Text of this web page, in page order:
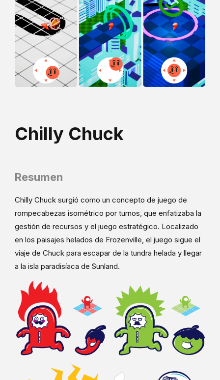
Chilly Chuck
Resumen
Chilly Chuck surgió como un concepto de juego de
rompecabezas isométrico por turnos, que enfatizaba la
gestión de recursos y el juego estratégico. Localizado
en los paisajes helados de Frozenville, el juego sigue el
viaje de Chuck para escapar de la tundra helada y llegar
a la isla paradisíaca de Sunland.